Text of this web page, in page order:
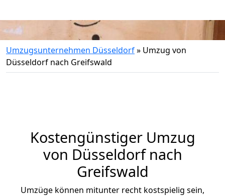
Umzugsunternehmen Düsseldorf» Umzug von
Düsseldorf nach Greifswald
Kostengünstiger Umzug
von Düsseldorf nach
Greifswald
Umzüge können mitunter recht kostspielig sein,